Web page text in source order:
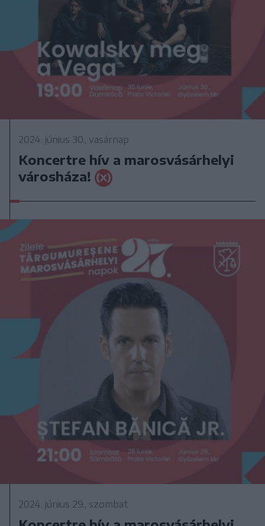
2024. június 30., vasárnap
Koncertre hív a marosvásárhelyi
városháza!
2024. június 29., szombat